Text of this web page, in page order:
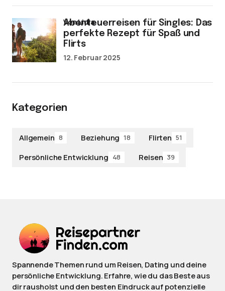
Abenteuerreisen für Singles: Das
perfekte Rezept für Spaß und
Flirts
von Lidia
12. Februar 2025
Kategorien
Allgemein 8 Beziehung 18 Flirten 51
Persönliche Entwicklung 48 Reisen 39
Spannende Themen rund um Reisen, Dating und deine
persönliche Entwicklung. Erfahre, wie du das Beste aus
dir rausholst und den besten Eindruck auf potenzielle